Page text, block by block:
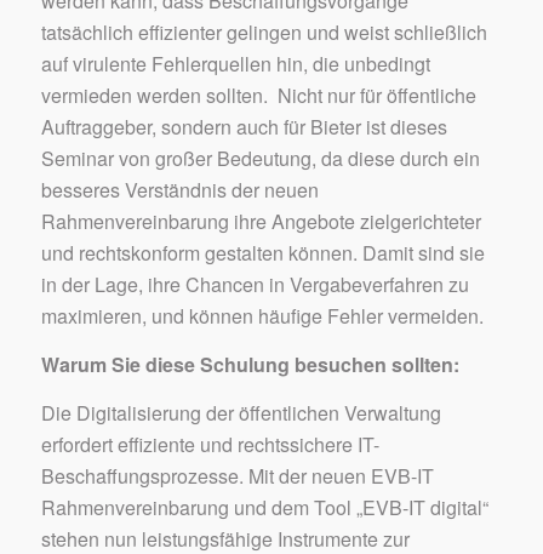
tatsächlich effizienter gelingen und weist schließlich
auf virulente Fehlerquellen hin, die unbedingt
vermieden werden sollten. Nicht nur für öffentliche
Auftraggeber, sondern auch für Bieter ist dieses
Seminar von großer Bedeutung, da diese durch ein
besseres Verständnis der neuen
Rahmenvereinbarung ihre Angebote zielgerichteter
und rechtskonform gestalten können. Damit sind sie
in der Lage, ihre Chancen in Vergabeverfahren zu
maximieren, und können häufige Fehler vermeiden.
Warum Sie diese Schulung besuchen sollten:
Die Digitalisierung der öffentlichen Verwaltung
erfordert effiziente und rechtssichere IT-
Beschaffungsprozesse. Mit der neuen EVB-IT
Rahmenvereinbarung und dem Tool „EVB-IT digital“
stehen nun leistungsfähige Instrumente zur